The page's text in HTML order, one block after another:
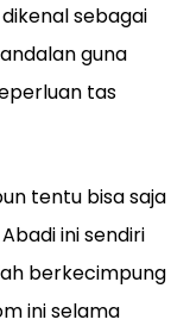
sebagai
guna
tas
tentu bisa saja
ini sendiri
berkecimpung
ini selama